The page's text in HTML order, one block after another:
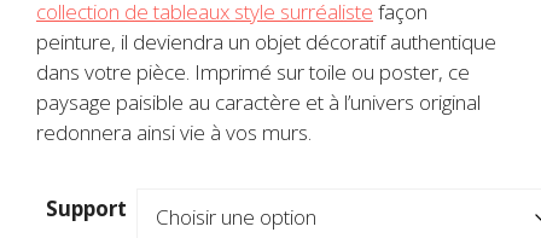
à
149,00€
collection de tableaux style surréaliste façon
peinture, il deviendra un objet décoratif authentique
dans votre pièce. Imprimé sur toile ou poster, ce
paysage paisible au caractère et à l’univers original
redonnera ainsi vie à vos murs.
Support